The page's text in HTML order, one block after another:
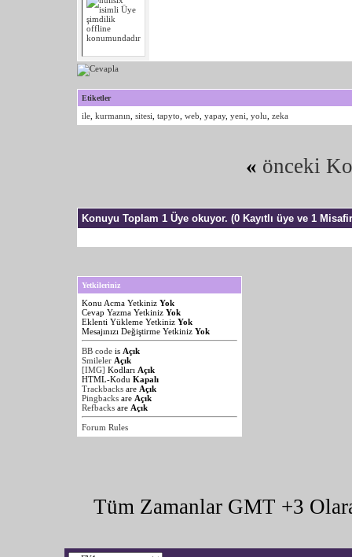
Etiketler
ile kurmanın sitesi tapyto web yapay, yeni yolu zeka
« önceki
Konuyu Toplam 1 Üye okuyor. (0 Kayıtlı üye ve 1
Yetkileriniz
Konu Acma Yetkiniz Yok
Cevap Yazma Yetkiniz Yok
Eklenti Yükleme Yetkiniz Yok
Mesajınızı Değiştirme Yetkiniz Yok
BB code is Açık
Smileler Açık
[IMG] Kodları Açık
HTML-Kodu Kapalı
Trackbacks are Açık
Pingbacks are Açık
Refbacks are Açık
Forum Rules
Tüm Zamanlar GMT +3